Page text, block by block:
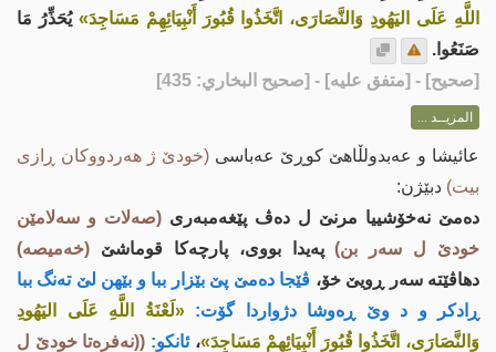
اللَّهِ عَلَى اليَهُودِ وَالنَّصَارَى، اتَّخَذُوا قُبُورَ أَنْبِيَائِهِمْ مَسَاجِدَ» يُحَذِّرُ مَا
صَنَعُوا.
[صحيح] - [متفق عليه] - [صحيح البخاري: 435]
المزيــد ...
عائیشا و عه‌بدولڵاهێ كوڕێ عه‌باسی (خودێ ژ هه‌ردووكان ڕازی
بیت) دبێژن:
ده‌مێ نه‌خۆشییا مرنێ ل ده‌ڤ پێغه‌مبه‌ری (صه‌لات و سه‌لامێن
خودێ ل سه‌ر بن)په‌یدا بووی، پارچه‌كا قوماشێ (خه‌میصه‌)
دهاڤێته‌ سه‌ر ڕویێ خۆ، ڤێجا ده‌مێ پێ بێزار ببا و بێهن لێ ته‌نگ ببا
ڕادكر و د وێ ڕه‌وشا دژواردا گۆت:
«لَعْنَةُ اللَّهِ عَلَى اليَهُودِ
وَالنَّصَارَى، اتَّخَذُوا قُبُورَ أَنْبِيَائِهِمْ مَسَاجِدَ»، ئانكو: ((نه‌فره‌تا خودێ ل